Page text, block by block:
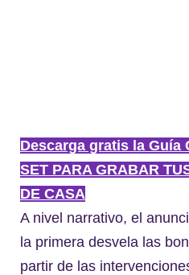
Descarga gratis la Guía
SET PARA GRABAR
DE CASA
A nivel narrativo, el
la primera desvela las
partir de las